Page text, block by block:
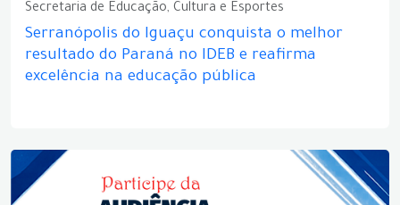
Secretaria de Educação, Cultura e Esportes
Serranópolis do Iguaçu conquista o melhor
resultado do Paraná no IDEB e reafirma
excelência na educação pública